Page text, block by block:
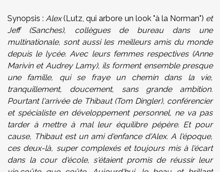
Synopsis :Alex(Lutz, qui arbore un look "à la Norman") et
Jeff (Sanches), collègues de bureau dans une
multinationale, sont aussi les meilleurs amis du monde
depuis le lycée. Avec leurs femmes respectives (Anne
Marivin et Audrey Lamy), ils forment ensemble presque
une famille, qui se fraye un chemin dans la vie,
tranquillement, doucement, sans grande ambition.
Pourtant l'arrivée de Thibaut (Tom Dingler), conférencier
et spécialiste en développement personnel, ne va pas
tarder à mettre à mal leur équilibre pépère. Et pour
cause, Thibaut est un ami d'enfance d'Alex. A l'époque,
ces deux-là, super complexés et toujours mis à l'écart
dans la cour d'école, s'étaient promis de réussir leur